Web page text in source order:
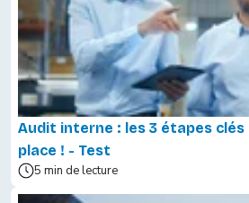
Audit interne : les 3 étapes clés
place ! - Test
5 min de lecture